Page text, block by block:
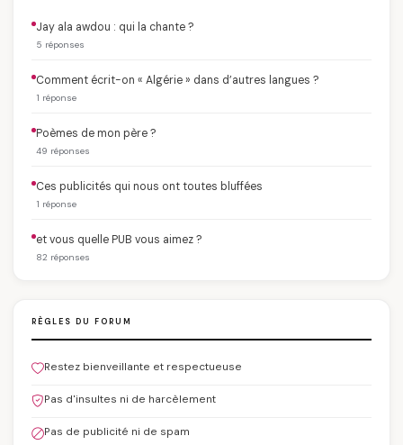
Jay ala awdou : qui la chante ?
5 réponses
Comment écrit-on « Algérie » dans d’autres langues ?
1 réponse
Poèmes de mon père ?
49 réponses
Ces publicités qui nous ont toutes bluffées
1 réponse
et vous quelle PUB vous aimez ?
82 réponses
RÈGLES DU FORUM
Restez bienveillante et respectueuse
Pas d'insultes ni de harcèlement
Pas de publicité ni de spam